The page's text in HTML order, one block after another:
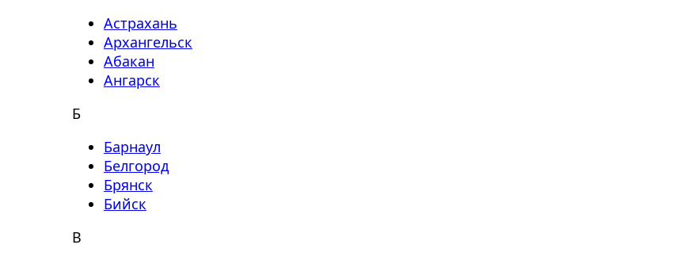
Астрахань
Архангельск
Абакан
Ангарск
Б
Барнаул
Белгород
Брянск
Бийск
В